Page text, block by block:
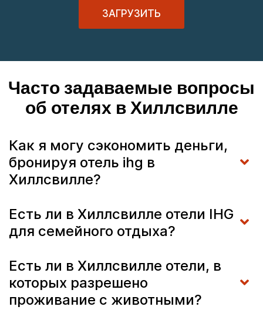
ЗАГРУЗИТЬ
Часто задаваемые вопросы
об отелях в Хиллсвилле
Как я могу сэкономить деньги,
бронируя отель ihg в
Хиллсвилле?
Есть ли в Хиллсвилле отели IHG
для семейного отдыха?
Есть ли в Хиллсвилле отели, в
которых разрешено
проживание с животными?